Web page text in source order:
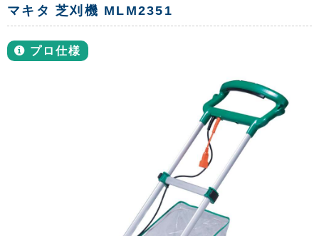
マキタ 芝刈機 MLM2351
プロ仕様